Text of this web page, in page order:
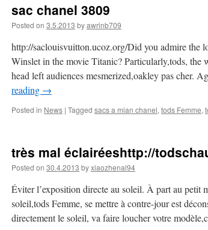
sac chanel 3809
Posted on 3.5.2013 byawrinb709
http://saclouisvuitton.ucoz.org/Did you admire the
Winslet in the movie Titanic? Particularly,tods, the
head left audiences mesmerized, oakley pas cher.
reading →
Posted in News | Tagged sacs a mian chanel, tods Femme,
très mal éclairéeshttp://
Posted on 30.4.2013 byxiaozhenal94
Éviter l’exposition directe au soleil. À part au petit
soleil,tods Femme, se mettre à contre-jour est
directement le soleil, va faire loucher votre